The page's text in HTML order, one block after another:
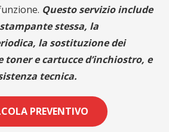
Questo servizio include
stessa, la
la sostituzione dei
toner e cartucce d’inchiostro, e
tecnica.
PREVENTIVO